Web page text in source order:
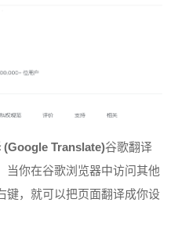
(Google Translate)谷歌翻译
当你在谷歌浏览器中访问其他
键，就可以把页面翻译成你设